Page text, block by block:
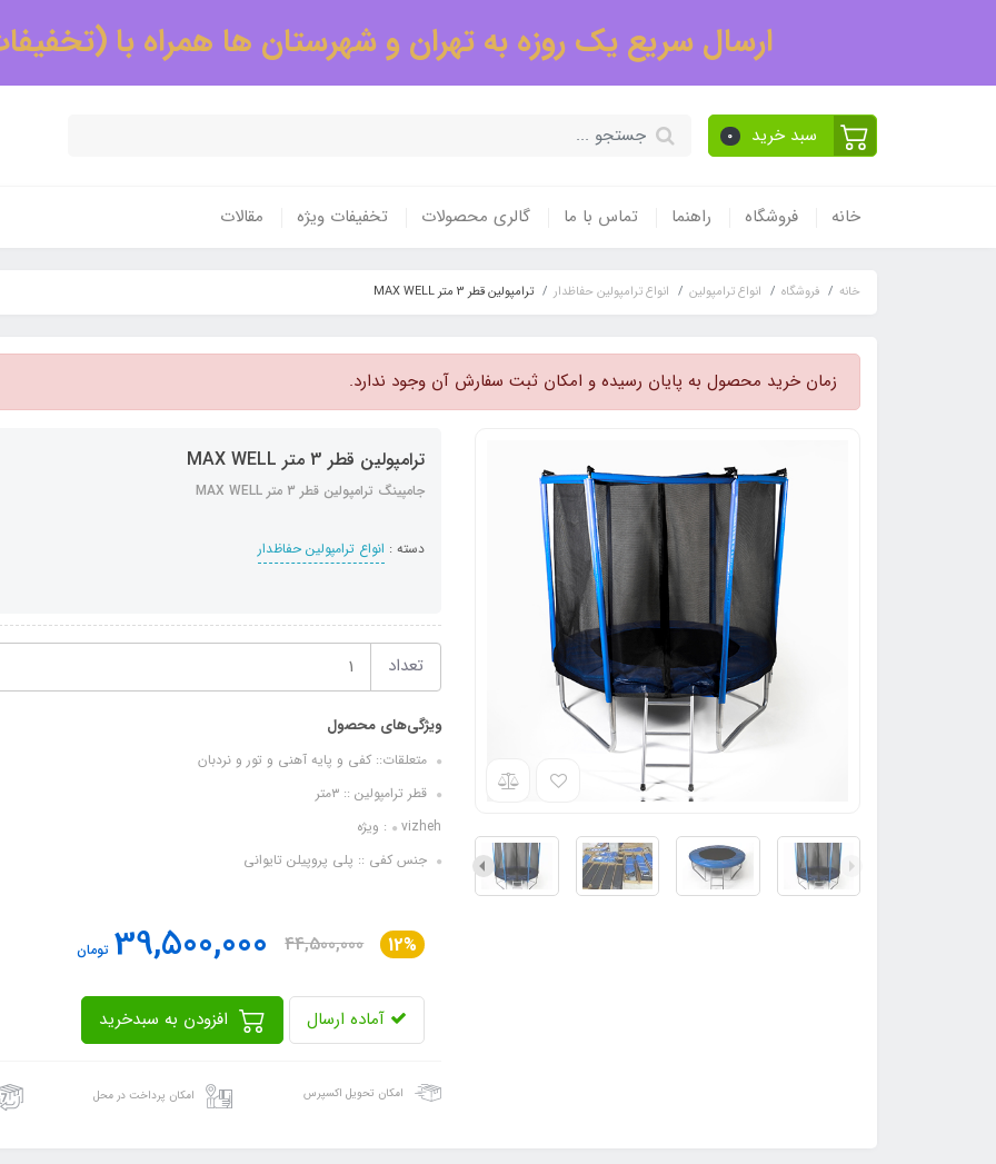
ارسال سریع یک روزه به تهران و شهرستان ها همراه با
سبد خرید 0
خانه فروشگاه راهنما تماس با ما گالری محصولات تخفیفات ویژه مقالات
خانه فروشگاه انواع ترامپولین انواع ترامپولین حفاظدار ترامپولین قطر 3 متر MAX WELL
زمان خرید محصول به پایان رسیده و امکان ثبت سفارش آن وجود ندارد.
ترامپولین قطر 3 متر MAX WELL
جامپینگ ترامپولین قطر 3 متر MAX WELL
دسته : انواع ترامپولین حفاظدار
تعداد
ویژگی‌های محصول
متعلقات:: کفی و پایه آهنی و تور و نردبان
قطر ترامپولین :: ۳متر
vizheh: ویژه
جنس کفی :: پلی پروپیلن تایوانی
12%
44,500,000
39,500,000 تومان
آماده ارسال
امکان تحویل اکسپرس امکان پرداخت در محل